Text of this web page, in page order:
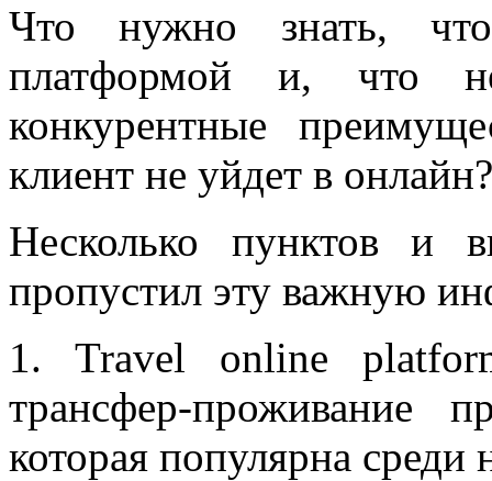
Что нужно знать,
платформой и, что
конкурентные
клиент не уйдет в
Несколько пунктов и
пропустил эту важную
1. Travel online
трансфер-проживание
которая популярна среди